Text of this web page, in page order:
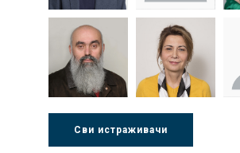
Др Миша
Стојадиновић
Зоран
Милошевић
Др Љубиша
Деспотовић
Др Нада
Радушки
Сви истраживачи